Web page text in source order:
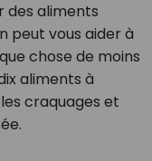
des aliments
peut vous aider à
chose de moins
aliments à
craquages et